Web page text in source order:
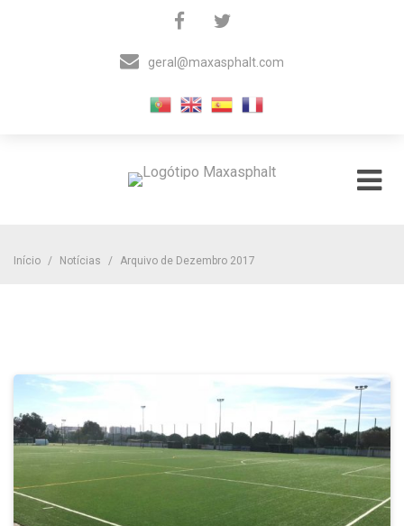
geral@maxasphalt.com
Maxasphalt
Materiais Auxiliares para Asfaltos 
Início / Notícias / Arquivo de Dezembro 2017